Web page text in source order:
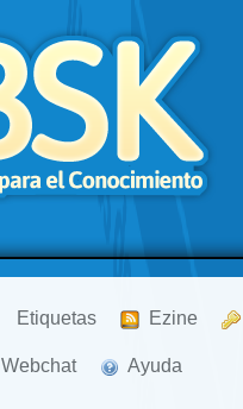
Etiquetas Ezine
Webchat Ayuda